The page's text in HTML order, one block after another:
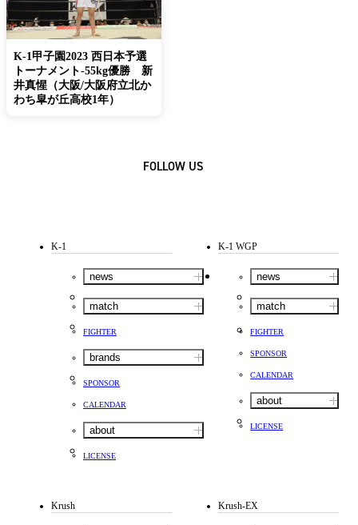
K-1甲子園2023 西日本予選
トーナメント-55kg優勝 新
井真惺（大阪/大阪府立北か
わち皐が丘高校1年）
FOLLOW US
K-1
news
match
FIGHTER
brands
SPONSOR
CALENDAR
about
LICENSE
K-1 WGP
news
match
FIGHTER
SPONSOR
CALENDAR
about
LICENSE
Krush Krush-EX